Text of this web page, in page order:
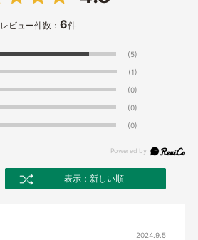
レビュー件数：6件
(5)
(1)
(0)
(0)
(0)
表示：新しい順
2024.9.5